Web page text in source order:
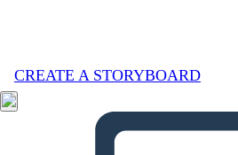
CREATE A STORYBOARD